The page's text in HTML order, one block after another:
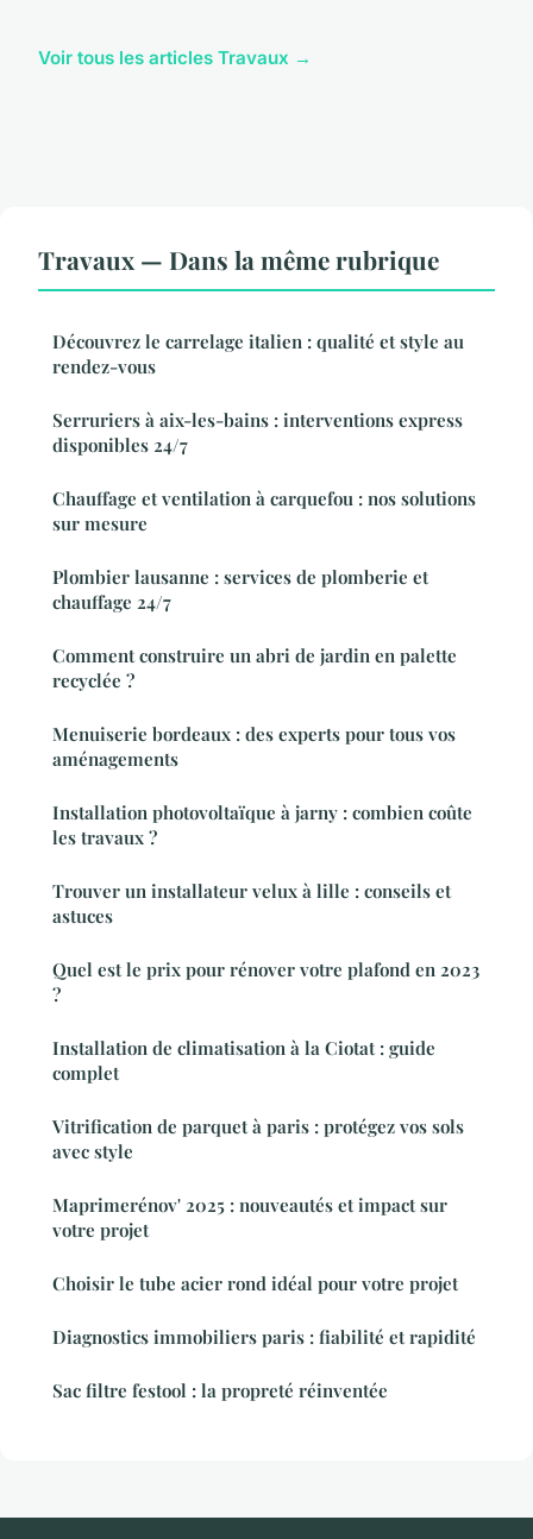
Voir tous les articles Travaux →
Travaux — Dans la même rubrique
Découvrez le carrelage italien : qualité et style au
rendez-vous
Serruriers à aix-les-bains : interventions express
disponibles 24/7
Chauffage et ventilation à carquefou : nos solutions
sur mesure
Plombier lausanne : services de plomberie et
chauffage 24/7
Comment construire un abri de jardin en palette
recyclée ?
Menuiserie bordeaux : des experts pour tous vos
aménagements
Installation photovoltaïque à jarny : combien coûte
les travaux ?
Trouver un installateur velux à lille : conseils et
astuces
Quel est le prix pour rénover votre plafond en 2023
?
Installation de climatisation à la Ciotat : guide
complet
Vitrification de parquet à paris : protégez vos sols
avec style
Maprimerénov' 2025 : nouveautés et impact sur
votre projet
Choisir le tube acier rond idéal pour votre projet
Diagnostics immobiliers paris : fiabilité et rapidité
Sac filtre festool : la propreté réinventée